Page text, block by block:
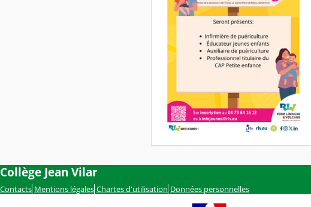
Collège Jean Vilar
Contacts Mentions légales Chartes d'utilisation Données personnelles